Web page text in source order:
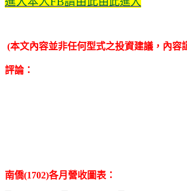
(本文內容並非任何型式之投資建議，內
評論：
南僑(1702)各月營收圖表：